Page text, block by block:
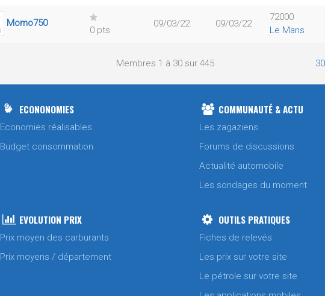
Momo750
0 pts
09/03/22 09/03/22
72000
Le Mans
Membres 1 à 30 sur 445
ECONONOMIES
Economies réalisables
Budget consommation
COMMUNAUTÉ & ACTU
Les zagaziens
Forums de discussions
Actualité automobile
Les sondages du moment
EVOLUTION PRIX
Prix moyen des carburants
Prix moyens / département
OUTILS PRATIQUES
Fiches de relevés
Les prix sur votre site
Le pétrole sur votre site